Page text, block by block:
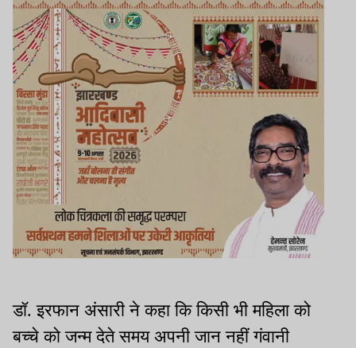
डॉ. इरफान अंसारी ने कहा कि किसी भी महिला को
बच्चे को जन्म देते समय अपनी जान नहीं गंवानी